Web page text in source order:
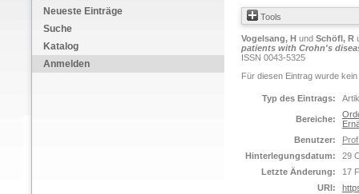
Neueste Einträge
Suche
Katalog
Anmelden
Tools
Vogelsang, H und Schöfl, R
patients with Crohn's
ISSN 0043-5325
Für diesen Eintrag wurde
Typ des Eintrags:
Bereiche:
Benutzer:
Hinterlegungsdatum:
29
Letzte Änderung:
17
URI: